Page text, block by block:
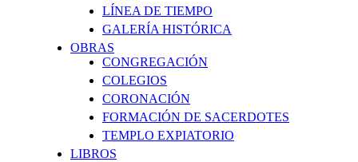
LÍNEA DE TIEMPO
GALERÍA HISTÓRICA
OBRAS
CONGREGACIÓN
COLEGIOS
CORONACIÓN
FORMACIÓN DE SACERDOTES
TEMPLO EXPIATORIO
LIBROS